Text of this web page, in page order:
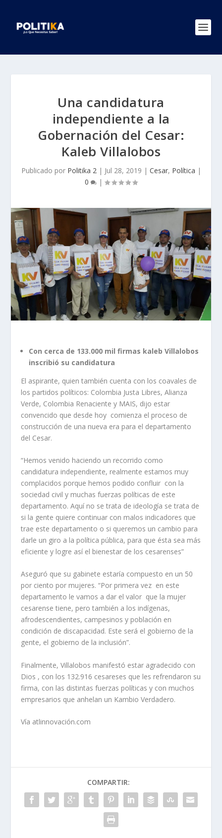
Una candidatura
independiente a la
Gobernación del Cesar:
Kaleb Villalobos
Publicado por Politika 2| Jul 28, 2019 | Cesar, Política |
0
|
Con cerca de 133.000 mil firmas kaleb Villalobos
inscribió su candidatura
El aspirante, quien también cuenta con los coavales de
los partidos políticos: Colombia Justa Libres, Alianza
Verde, Colombia Renaciente y MAIS, dijo estar
convencido que desde hoy comienza el proceso de
construcción de una nueva era para el departamento
del Cesar.
“Hemos venido haciendo un recorrido como
candidatura independiente, realmente estamos muy
complacidos porque hemos podido confluir con la
sociedad civil y muchas fuerzas políticas de este
departamento. Aquí no se trata de ideología se trata de
si la gente quiere continuar con malos indicadores que
trae este departamento o si queremos un cambio para
darle un giro a la política pública, para que ésta sea más
eficiente y logre así el bienestar de los cesarenses”
Aseguró que su gabinete estaría compuesto en un 50
por ciento por mujeres. “Por primera vez en este
departamento le vamos a dar el valor que la mujer
cesarense tiene, pero también a los indígenas,
afrodescendientes, campesinos y población en
condición de discapacidad. Este será el gobierno de la
gente, el gobierno de la inclusión”.
Finalmente, Villalobos manifestó estar agradecido con
Dios , con los 132.916 cesareses que les refrendaron su
firma, con las distintas fuerzas políticas y con muchos
empresarios que anhelan un Kambio Verdadero.
Vía atlinnovación.com
COMPARTIR: